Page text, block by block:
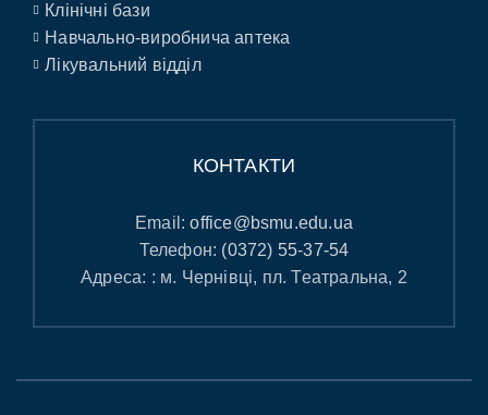
Клінічні бази
Навчально-виробнича аптека
Лікувальний відділ
КОНТАКТИ
Email:office@bsmu.edu.ua
Телефон: (0372) 55-37-54
Адреса: : м. Чернівці, пл. Театральна, 2